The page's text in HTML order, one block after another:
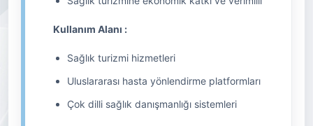
Kullanım Alanı :
Sağlık turizmi hizmetleri
Uluslararası hasta yönlendirme platformları
Çok dilli sağlık danışmanlığı sistemleri